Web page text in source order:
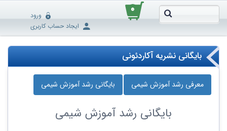
۰
ورود
ایجاد حساب کاربری
بایگانی نشریه آکاردئونی
معرفی رشد آموزش شیمی بایگانی رشد آموزش شیمی
بایگانی رشد آموزش شیمی